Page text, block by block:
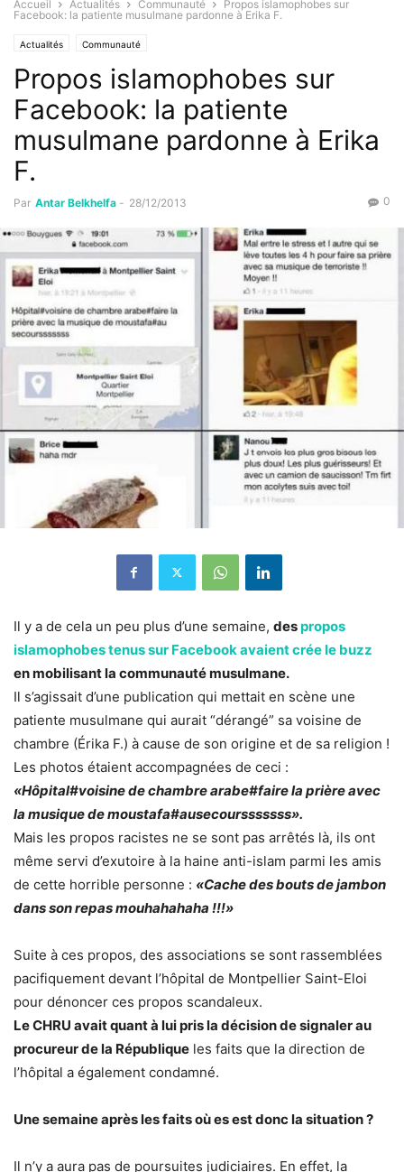
Accueil Actualités Communauté
Propos islamophobes sur
Facebook: la patiente musulmane pardonne à Erika F.
Actualités Communauté
Propos islamophobes sur
Facebook: la patiente
musulmane pardonne à Erika
F.
Par Antar Belkhelfa - 28/12/2013 0
Il y a de cela un peu plus d’une semaine, despropos
islamophobes tenus sur Facebook avaient crée le buzz
en mobilisant la communauté musulmane.
Il s’agissait d’une publication qui mettait en scène une
patiente musulmane qui aurait “dérangé” sa voisine de
chambre (Érika F.) à cause de son origine et de sa religion !
Les photos étaient accompagnées de ceci :
«Hôpital#voisine de chambre arabe#faire la prière avec
la musique de moustafa#ausecoursssssss».
Mais les propos racistes ne se sont pas arrêtés là, ils ont
même servi d’exutoire à la haine anti-islam parmi les amis
de cette horrible personne : «Cache des bouts de jambon
dans son repas mouhahahaha !!!»
Suite à ces propos, des associations se sont rassemblées
pacifiquement devant l’hôpital de Montpellier Saint-Eloi
pour dénoncer ces propos scandaleux.
Le CHRU avait quant à lui pris la décision de signaler au
procureur de la République les faits que la direction de
l’hôpital a également condamné.
Une semaine après les faits où es est donc la situation ?
Il n’y a aura pas de poursuites judiciaires. En effet, la